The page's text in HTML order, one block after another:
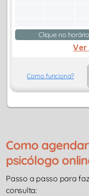
Clique no horário
Ver
Como funciona?
Como
psicólogo
Passo a passo para
consulta: